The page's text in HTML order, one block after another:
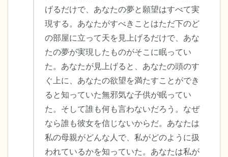
げるだけで、あなたの夢と願望はすべて実
現する。あなたがすべきことはただ下のど
の部屋に立って天を見上げるだけで、あな
たの夢が実現したものがそこに眠ってい
た。あなたが見上げると、あなたの頭のす
ぐ上に、あなたの欲望を満たすことができ
ると知っていた無邪気な子供が眠ってい
た。そして誰も何も言わないだろう。なぜ
なら誰も彼女を信じないからだ。あなたは
私の母親がどんな人で、私がどのように扱
われているかを知っていた。あなたは私が
聞こえるもの3つ
匂いを嗅ぐもの2つ
自分の好きなところ1つ。
最後に深呼吸をしましょう。